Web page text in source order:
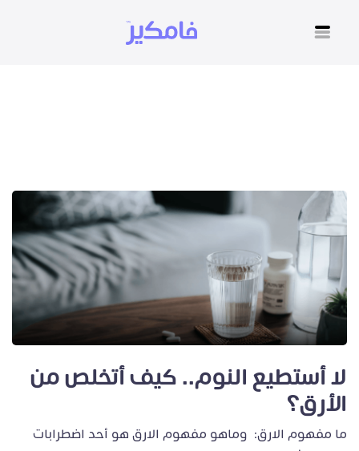
لا أستطيع النوم.. كيف أتخلص من
الأرق؟
ما مفهوم الارق: وماهو مفهوم الارق هو أحد اضطرابات